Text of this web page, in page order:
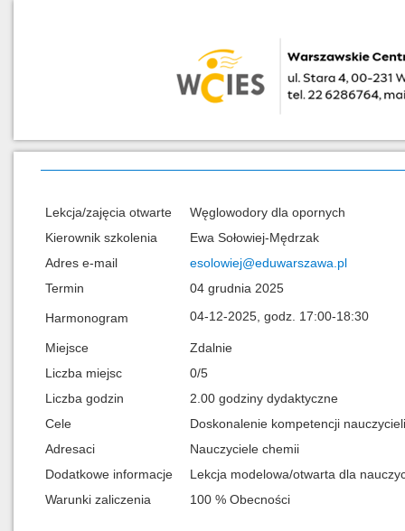
Lekcja/zajęcia otwarte
Węglowodory dla opornych
Kierownik szkolenia
Ewa Sołowiej-Mędrzak
Adres e-mail
esolowiej@eduwarszawa.pl
Termin
04 grudnia 2025
Harmonogram 04-12-2025, godz. 17:00-18:30
Miejsce
Zdalnie
Liczba miejsc
0/5
Liczba godzin
2.00 godziny dydaktyczne
Cele
Doskonalenie kompetencji
Adresaci
Nauczyciele chemii
Dodatkowe informacje
Lekcja modelowa/otwarta dla
Warunki zaliczenia
100 % Obecności